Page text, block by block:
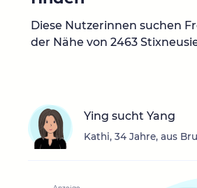
Diese Nutzerinnen suchen
der Nähe von 2463
Ying sucht Yang
Kathi, 34 Jahre, aus